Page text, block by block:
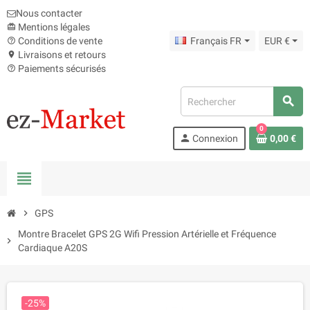
Nous contacter
card_giftcard Mentions légales
help_outline Conditions de vente
location_on Livraisons et retours
help_outline Paiements sécurisés
Français FR EUR €
search
person Connexion
0
0,00 €
view_headline
chevron_right GPS
chevron_right
Montre Bracelet GPS 2G Wifi Pression Artérielle et Fréquence
Cardiaque A20S
-25%